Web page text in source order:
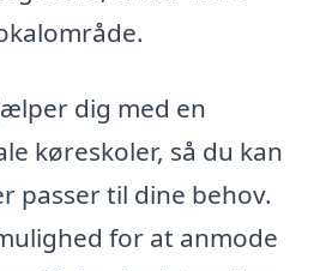
dig med en
køreskoler, så du kan
passer til dine behov.
for at anmode